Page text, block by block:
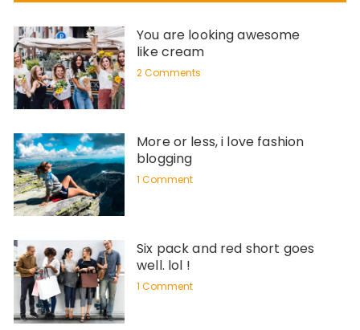
You are looking awesome
like cream
2 Comments
More or less, i love fashion
blogging
1 Comment
Six pack and red short goes
well. lol !
1 Comment